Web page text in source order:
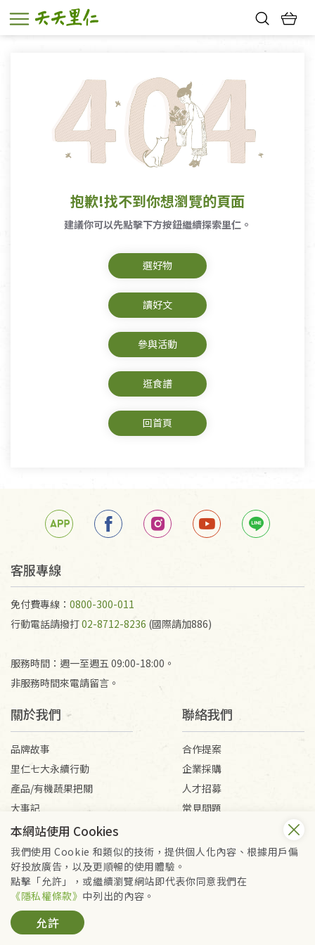
抱歉!找不到你想瀏覽的頁面
建議你可以先點擊下方按鈕繼續探索里仁。
選好物
讀好文
參與活動
逛食譜
回首頁
客服專線
免付費專線： 0800-300-011
行動電話請撥打02-8712-8236 (國際請加886)
服務時間：週一至週五 09:00-18:00。
非服務時間來電請留言。
關於我們
品牌故事
里仁七大永續行動
產品/有機蔬果把關
大事記
媒體報導
聯絡我們
合作提案
企業採購
人才招募
常見問題
會員服務條款
隱私權政策
Copyright © 2026 里仁事業股份有限公司(統編：16301262) /
里仁網購股份有限公司(統編：25149752)
本網站使用 Cookies
我們使用 Cookie 和類似的技術，提供個人化內容、根據用戶偏
好投放廣告，以及更順暢的使用體驗。
點擊「允許」，或繼續瀏覽網站即代表你同意我們在
《隱私權條款》 中列出的內容。
允許